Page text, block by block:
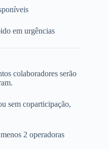
em urgências
colaboradores serão
sem coparticipação,
2 operadoras